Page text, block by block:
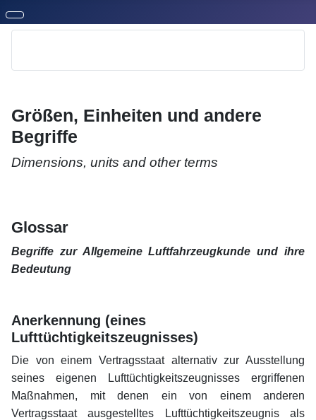
Größen, Einheiten und andere
Begriffe
Dimensions, units and other terms
Glossar
Begriffe zur Allgemeine Luftfahrzeugkunde und ihre
Bedeutung
Anerkennung (eines
Lufttüchtigkeitszeugnisses)
Die von einem Vertragsstaat alternativ zur Ausstellung
seines eigenen Lufttüchtigkeitszeugnisses ergriffenen
Maßnahmen, mit denen ein von einem anderen
Vertragsstaat ausgestelltes Lufttüchtigkeitszeugnis als